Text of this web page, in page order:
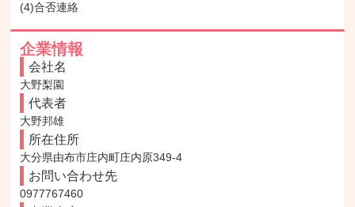
(4)合否連絡
企業情報
会社名
大野梨園
代表者
大野邦雄
所在住所
大分県由布市庄内町庄内原349-4
お問い合わせ先
0977767460